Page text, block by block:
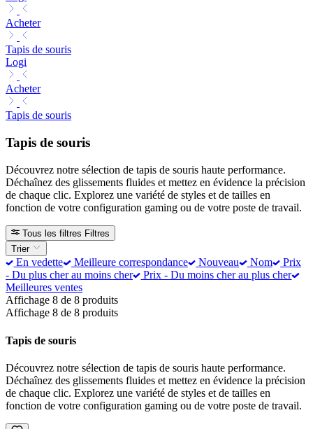
Acheter
Tapis de souris
Logi
Acheter
Tapis de souris
Tapis de souris
Découvrez notre sélection de tapis de souris haute performance.
Déchaînez des glissements fluides et mettez en évidence la précision
de chaque clic. Explorez une variété de styles et de tailles en
fonction de votre configuration gaming ou de votre poste de travail.
Tous les filtres Filtres
Trier
En vedette Meilleure correspondance Nouveau Nom
Prix
- Du plus cher au moins cher
Prix - Du moins cher au plus cher
Meilleures ventes
Affichage 8 de 8 produits
Affichage 8 de 8 produits
Tapis de souris
Découvrez notre sélection de tapis de souris haute performance.
Déchaînez des glissements fluides et mettez en évidence la précision
de chaque clic. Explorez une variété de styles et de tailles en
fonction de votre configuration gaming ou de votre poste de travail.